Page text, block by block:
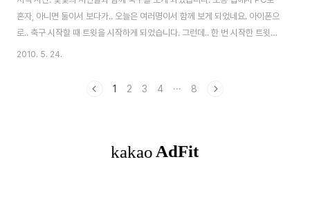
혼자, 아니면 둘이서 보다가.. 오늘은 여러명이서 함께 보게 되었네요. 아이폰으
로.. 축구 시작할 때 트윗을 시작하게 되었습니다. 그런데.. 한 번 시작한 트윗이
한일전 축구 전체 중계를 하게 되었습니다. 전반 10여분을 지나는 상황에서 몇
2010. 5. 24.
1 2 3 4 ··· 8